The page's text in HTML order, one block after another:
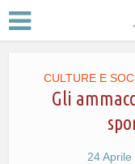
CULTURE E
Gli
24 Aprile